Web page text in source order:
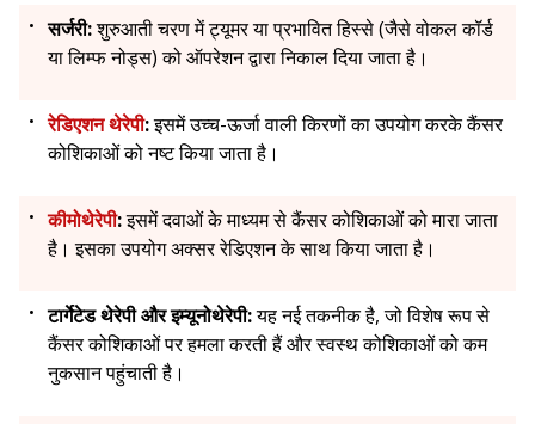
सर्जरी:शुरुआती चरण में ट्यूमर या प्रभावित हिस्से (जैसे वोकल कॉर्ड
या लिम्फ नोड्स) को ऑपरेशन द्वारा निकाल दिया जाता है।
रेडिएशन थेरेपी:इसमें उच्च-ऊर्जा वाली किरणों का उपयोग करके कैंसर
कोशिकाओं को नष्ट किया जाता है।
कीमोथेरेपी:इसमें दवाओं के माध्यम से कैंसर कोशिकाओं को मारा जाता
है। इसका उपयोग अक्सर रेडिएशन के साथ किया जाता है।
टार्गेटेड थेरेपी और इम्यूनोथेरेपी:यह नई तकनीक है, जो विशेष रूप से
कैंसर कोशिकाओं पर हमला करती हैं और स्वस्थ कोशिकाओं को कम
नुकसान पहुंचाती है।